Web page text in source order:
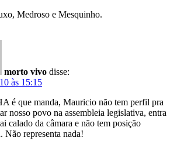
Medroso e Mesquinho.
morto vivo disse:
às 15:15
é que manda, Mauricio não tem perfil pra
nosso povo na assembleia legislativa, entra
calado da câmara e não tem posição
Não representa nada!